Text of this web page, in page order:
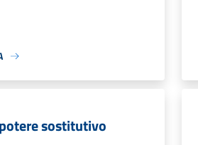
sostitutivo